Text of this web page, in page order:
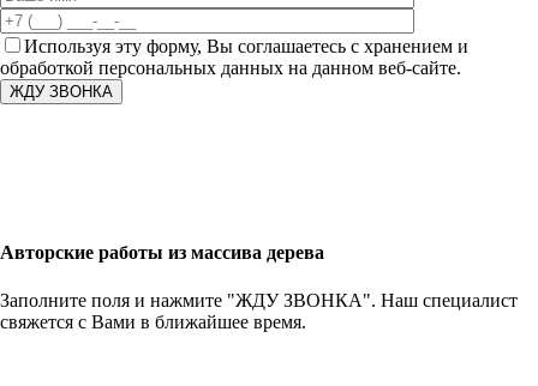
Используя эту форму, Вы соглашаетесь с хранением и
обработкой персональных данных на данном веб-сайте.
Авторские работы из массива дерева
Заполните поля и нажмите "ЖДУ ЗВОНКА". Наш специалист
свяжется с Вами в ближайшее время.